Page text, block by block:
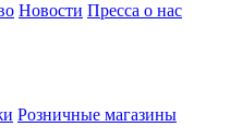
Новости Пресса о нас
Розничные магазины